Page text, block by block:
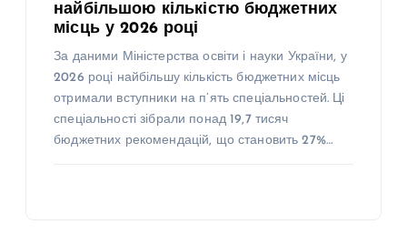
найбільшою кількістю бюджетних
місць у 2026 році
За даними Міністерства освіти і науки України, у
2026 році найбільшу кількість бюджетних місць
отримали вступники на п’ять спеціальностей. Ці
спеціальності зібрали понад 19,7 тисяч
бюджетних рекомендацій, що становить 27%…